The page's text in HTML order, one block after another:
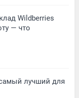
Wildberries
— что
лучший для